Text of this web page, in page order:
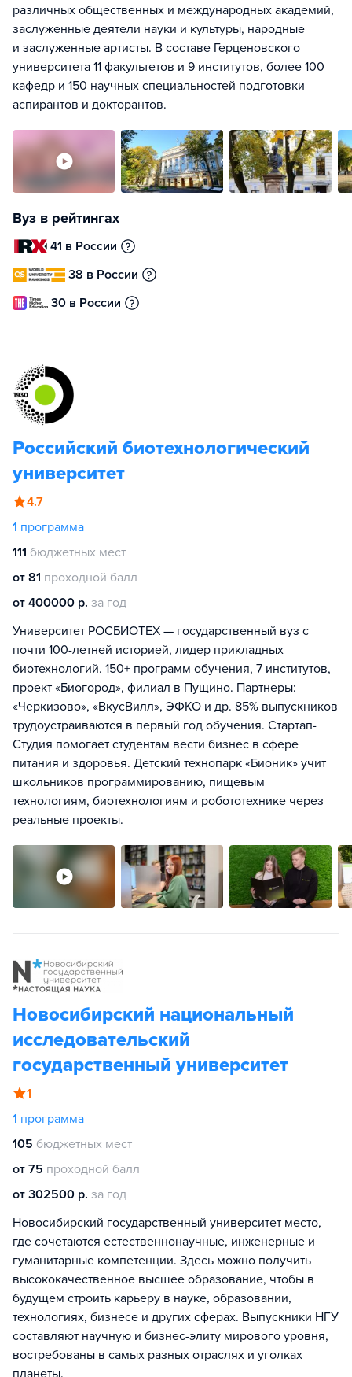
различных общественных и международных академий,
заслуженные деятели науки и культуры, народные
и заслуженные артисты. В составе Герценовского
университета 11 факультетов и 9 институтов, более 100
кафедр и 150 научных специальностей подготовки
аспирантов и докторантов.
Вуз в рейтингах
41 в России
38 в России
30 в России
Российский биотехнологический
университет
4.7
1 программа
111 бюджетных мест
от 81 проходной балл
от 400000 р. за год
Университет РОСБИОТЕХ — государственный вуз с
почти 100-летней историей, лидер прикладных
биотехнологий. 150+ программ обучения, 7 институтов,
проект «Биогород», филиал в Пущино. Партнеры:
«Черкизово», «ВкусВилл», ЭФКО и др. 85% выпускников
трудоустраиваются в первый год обучения. Стартап-
Студия помогает студентам вести бизнес в сфере
питания и здоровья. Детский технопарк «Бионик» учит
школьников программированию, пищевым
технологиям, биотехнологиям и робототехнике через
реальные проекты.
Новосибирский национальный
исследовательский
государственный университет
1
1 программа
105 бюджетных мест
от 75 проходной балл
от 302500 р. за год
Новосибирский государственный университет место,
где сочетаются естественнонаучные, инженерные и
гуманитарные компетенции. Здесь можно получить
высококачественное высшее образование, чтобы в
будущем строить карьеру в науке, образовании,
технологиях, бизнесе и других сферах. Выпускники НГУ
составляют научную и бизнес-элиту мирового уровня,
востребованы в самых разных отраслях и уголках
планеты.